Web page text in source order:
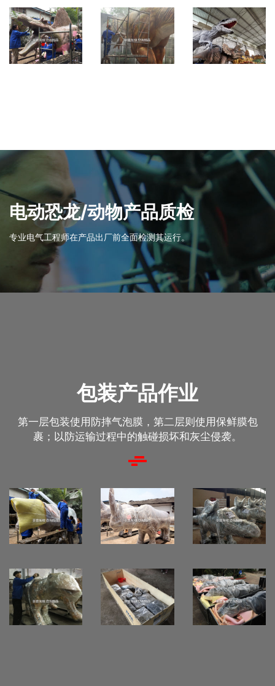
电动恐龙/动物产品质检
专业电气工程师在产品出厂前全面检测其运行。
包装产品作业
第一层包装使用防摔气泡膜，第二层则使用保鲜膜包
裹；以防运输过程中的触碰损坏和灰尘侵袭。